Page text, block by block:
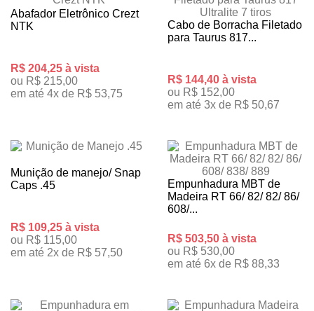
Abafador Eletrônico Crezt
NTK
R$ 204,25 à vista
ou R$ 215,00
em até 4x de R$ 53,75
Cabo de Borracha Filetado
para Taurus 817...
R$ 144,40 à vista
ou R$ 152,00
em até 3x de R$ 50,67
Munição de manejo/ Snap
Caps .45
R$ 109,25 à vista
ou R$ 115,00
em até 2x de R$ 57,50
Empunhadura MBT de
Madeira RT 66/ 82/ 82/ 86/
608/...
R$ 503,50 à vista
ou R$ 530,00
em até 6x de R$ 88,33